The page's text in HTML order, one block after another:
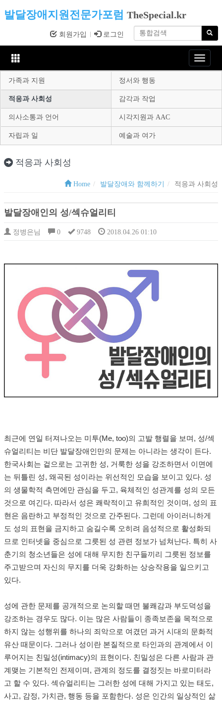
발달장애지원전문가포럼 TheSpecial.kr
회원가입 로그인
Toggle
가족과 지원
정서와 행동
적응과 사회성 감각과 작업
의사소통과 언어 시각지원과 AAC
자립과 일 예술과 여가
적응과 사회성
Home 발달장애와 함께하기 적응과 사회성
발달장애인의 성/섹슈얼리티
정병은님 0 9748 2018.04.26 01:10
최근에 연일 터져나오는 미투(Me, too)의 고발 행렬을 보며, 성/섹
슈얼리티는 비단 발달장애인만의 문제는 아니라는 생각이 든다.
한국사회는 겉으로는 고귀한 성, 거룩한 성을 강조하면서 이면에
는 뒤틀린 성, 왜곡된 성이라는 위선적인 모습을 보이고 있다. 성
의 생물학적 측면에만 관심을 두고, 육체적인 성관계를 성의 모든
것으로 여긴다. 따라서 성은 쾌락적이고 유희적인 것이며, 성의 표
현은 음란하고 부정적인 것으로 간주된다. 그런데 아이러니하게
도 성의 표현을 금지하고 숨길수록 오히려 음성적으로 활성화되
므로 인터넷을 중심으로 그릇된 성 관련 정보가 넘쳐난다. 특히 사
춘기의 청소년들은 성에 대해 무지한 친구들끼리 그릇된 정보를
주고받으며 자신의 무지를 더욱 강화하는 상승작용을 일으키고
있다.
성에 관한 문제를 공개적으로 논의할 때면 불쾌감과 부도덕성을
강조하는 경우도 많다. 이는 많은 사람들이 종족보존을 목적으로
하지 않는 성행위를 하나의 죄악으로 여겼던 과거 시대의 문화적
유산 때문이다. 그러나 성이란 본질적으로 타인과의 관계에서 이
루어지는 친밀성(intimacy)의 표현이다. 친밀성은 다른 사람과 관
계맺는 기본적인 전제이며, 관계의 정도를 결정짓는 바로미터라
고 할 수 있다. 섹슈얼리티는 그러한 성에 대해 가지고 있는 태도,
사고, 감정, 가치관, 행동 등을 포함한다. 성은 인간의 일상적인 삶